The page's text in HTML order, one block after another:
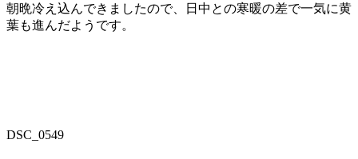
朝晩冷え込んできましたので、日中との寒暖の差で一気に黄
葉も進んだようです。
DSC_0549